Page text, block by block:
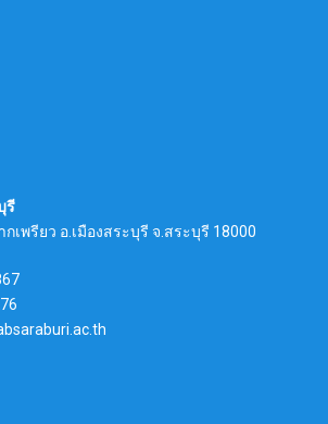
รี
เพรียว อ.เมืองสระบุรี จ.สระบุรี 18000